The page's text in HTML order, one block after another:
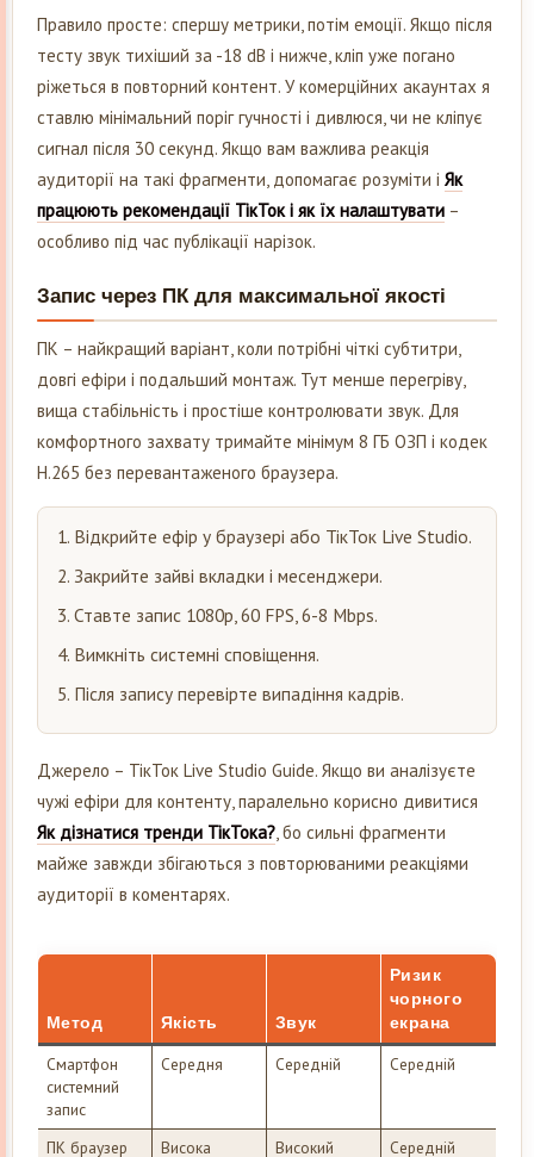
Правило просте: спершу метрики, потім емоції. Якщо після
тесту звук тихіший за -18 dB і нижче, кліп уже погано
ріжеться в повторний контент. У комерційних акаунтах я
ставлю мінімальний поріг гучності і дивлюся, чи не кліпує
сигнал після 30 секунд. Якщо вам важлива реакція
аудиторії на такі фрагменти, допомагає розуміти і Як
працюють рекомендації ТікТок і як їх налаштувати –
особливо під час публікації нарізок.
Запис через ПК для максимальної якості
ПК – найкращий варіант, коли потрібні чіткі субтитри,
довгі ефіри і подальший монтаж. Тут менше перегріву,
вища стабільність і простіше контролювати звук. Для
комфортного захвату тримайте мінімум 8 ГБ ОЗП і кодек
H.265 без перевантаженого браузера.
Відкрийте ефір у браузері або ТікТок Live Studio.
Закрийте зайві вкладки і месенджери.
Ставте запис 1080p, 60 FPS, 6-8 Mbps.
Вимкніть системні сповіщення.
Після запису перевірте випадіння кадрів.
Джерело – ТікТок Live Studio Guide. Якщо ви аналізуєте
чужі ефіри для контенту, паралельно корисно дивитися
Як дізнатися тренди ТікТока?, бо сильні фрагменти
майже завжди збігаються з повторюваними реакціями
аудиторії в коментарях.
Метод Якість Звук
Ризик
чорного
екрана
Смартфон
системний
запис
Середня Середній Середній
ПК браузер Висока Високий Середній